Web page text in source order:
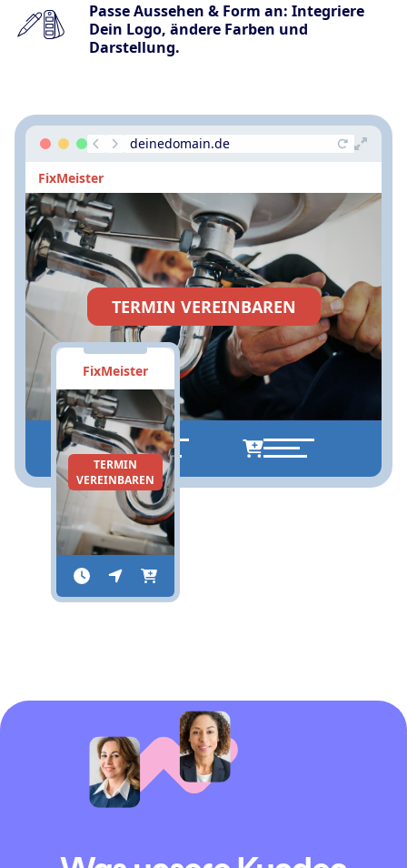
Passe Aussehen & Form an: Integriere
Dein Logo, ändere Farben und
Darstellung.
deinedomain.de
FixMeister
TERMIN VEREINBAREN
FixMeister
TERMIN
VEREINBAREN